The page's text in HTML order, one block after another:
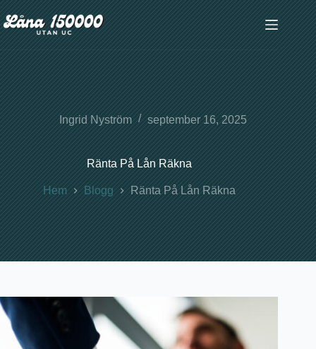
till
innehåll
Ingrid Nyström september 16, 2025
Ränta På Lån Räkna
Hem Blogg Ränta På Lån Räkna